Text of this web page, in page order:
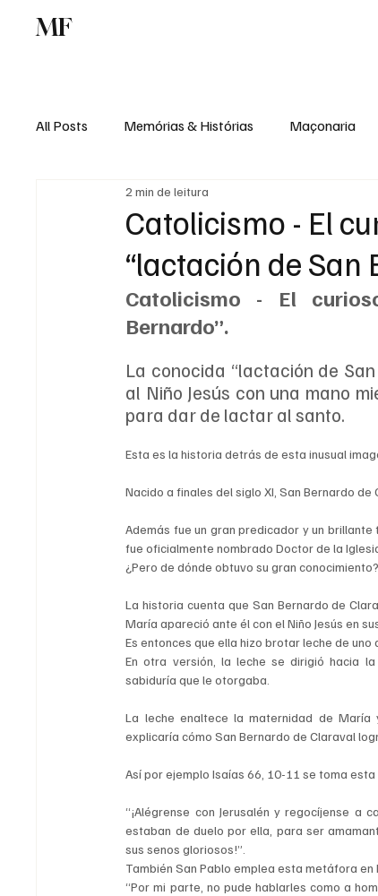
MF
All Posts Memórias & Histórias Maçonaria
Rádio Digital
Catolicismo - El
“lactación de San
2 min de leitura
Catolicismo - El
Bernardo”.
La conocida “lactación de
al Niño Jesús con una mano
para dar de lactar al santo.
Esta es la historia detrás de esta inusual
Nacido a finales del siglo XI, San Bernardo
Además fue un gran predicador y un
fue oficialmente nombrado Doctor de la
¿Pero de dónde obtuvo su gran
La historia cuenta que San Bernardo de
María apareció ante él con el Niño Jesús en
Es entonces que ella hizo brotar leche de
En otra versión, la leche se dirigió hacia
sabiduría que le otorgaba.
La leche enaltece la maternidad de
explicaría cómo San Bernardo de Claraval
Así por ejemplo Isaías 66, 10-11 se toma esta
“¡Alégrense con Jerusalén y regocíjense a
estaban de duelo por ella, para ser
sus senos gloriosos!”.
También San Pablo emplea esta metáfora
“Por mi parte, no pude hablarles como a